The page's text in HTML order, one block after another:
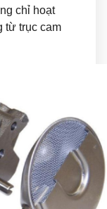
chỉ hoạt
từ trục cam